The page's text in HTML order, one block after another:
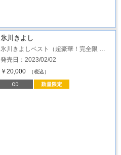
氷川きよし
氷川きよしベスト（超豪華！完全限 …
発売日：2023/02/02
￥20,000
（税込）